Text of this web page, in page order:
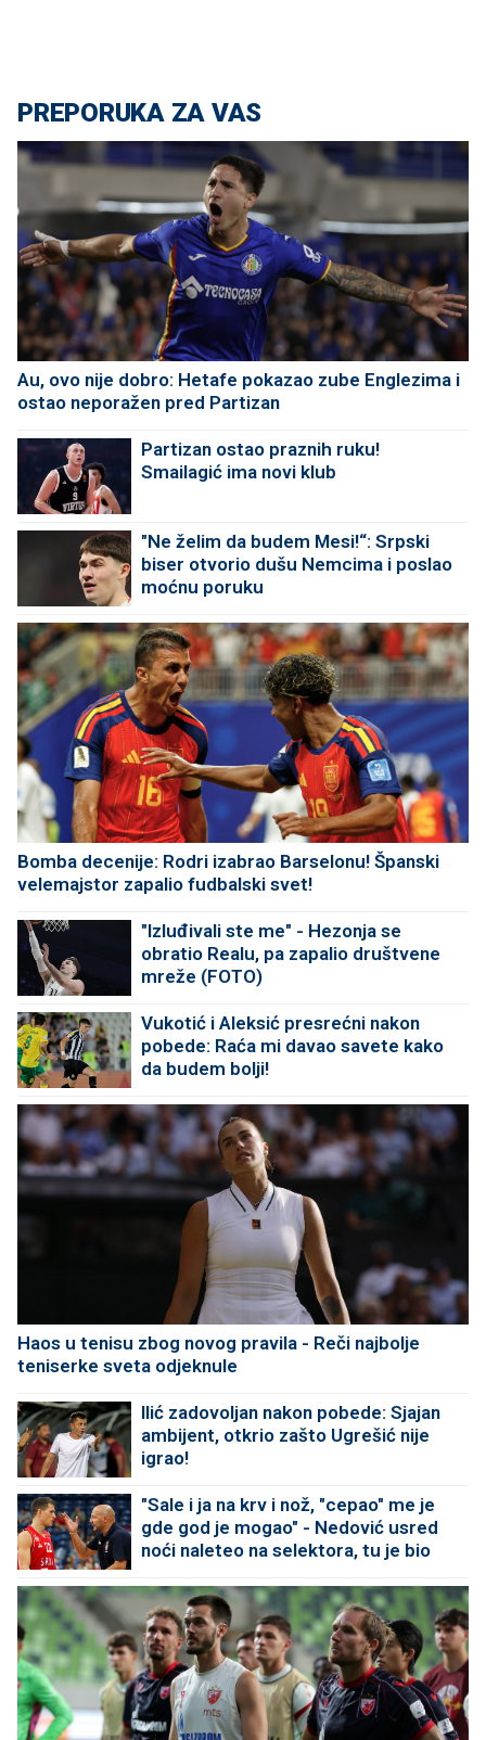
PREPORUKA ZA VAS
Au, ovo nije dobro: Hetafe pokazao zube Englezima i
ostao neporažen pred Partizan
Partizan ostao praznih ruku!
Smailagić ima novi klub
"Ne želim da budem Mesi!“: Srpski
biser otvorio dušu Nemcima i poslao
moćnu poruku
Bomba decenije: Rodri izabrao Barselonu! Španski
velemajstor zapalio fudbalski svet!
"Izluđivali ste me" - Hezonja se
obratio Realu, pa zapalio društvene
mreže (FOTO)
Vukotić i Aleksić presrećni nakon
pobede: Raća mi davao savete kako
da budem bolji!
Haos u tenisu zbog novog pravila - Reči najbolje
teniserke sveta odjeknule
Ilić zadovoljan nakon pobede: Sjajan
ambijent, otkrio zašto Ugrešić nije
igrao!
"Sale i ja na krv i nož, "cepao" me je
gde god je mogao" - Nedović usred
noći naleteo na selektora, tu je bio